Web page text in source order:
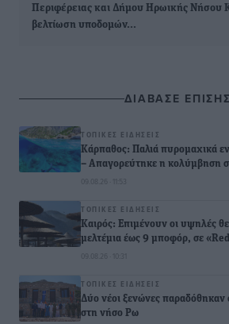
Περιφέρειας και Δήμου Ηρωικής Νήσου
βελτίωση υποδομών…
ΔΙΑΒΑΣΕ
ΤΟΠΙΚΈΣ ΕΙΔΉΣΕΙΣ
Κάρπαθος: Παλιά πυρομαχικά
– Απαγορεύτηκε η κολύμβηση
09.08.26 · 11:53
ΤΟΠΙΚΈΣ ΕΙΔΉΣΕΙΣ
Καιρός: Επιμένουν οι υψηλές
μελτέμια έως 9 μποφόρ, σε
09.08.26 · 10:31
ΤΟΠΙΚΈΣ ΕΙΔΉΣΕΙΣ
Δύο νέοι ξενώνες παραδόθηκαν
στη νήσο Ρω